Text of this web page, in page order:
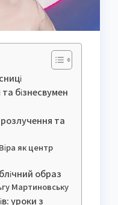
бізнесвумен
та
як центр
образ
Мартиновську
уроки з